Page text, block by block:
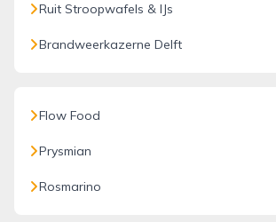
Ruit Stroopwafels & IJs
Brandweerkazerne Delft
Flow Food
Prysmian
Rosmarino